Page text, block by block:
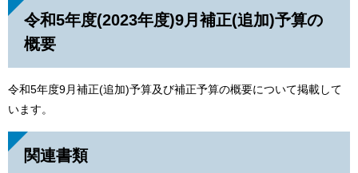
令和5年度(2023年度)9月補正(追加)予算の
概要
令和5年度9月補正(追加)予算及び補正予算の概要について掲載して
います。
関連書類